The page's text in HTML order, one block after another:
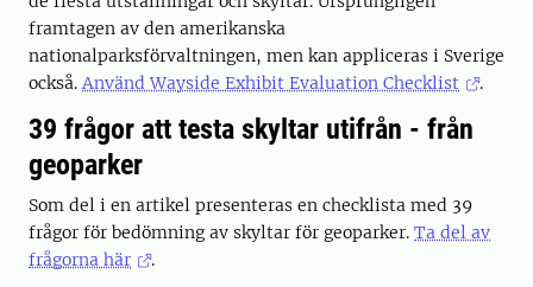
framtagen av den amerikanska
nationalparksförvaltningen, men kan appliceras i Sverige
också. Använd Wayside Exhibit Evaluation Checklist .
39 frågor att testa skyltar utifrån - från
geoparker
Som del i en artikel presenteras en checklista med 39
frågor för bedömning av skyltar för geoparker. Ta del av
frågorna här
.